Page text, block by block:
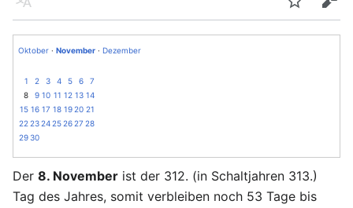
Sprache Beobachten Bearbeiten
Oktober · November · Dezember
1 2 3 4 5 6
7
8
9 10 11 12 13 14
15 16 17 18 19 20 21
22 23 24 25 26 27 28
2930
Der 8. November ist der 312. (in Schaltjahren 313.)
Tag des Jahres, somit verbleiben noch 53 Tage bis